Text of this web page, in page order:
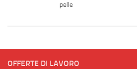
pelle
OFFERTE DI LAVORO